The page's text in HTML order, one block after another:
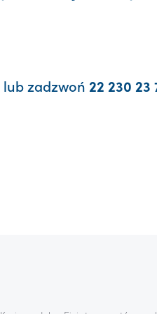
lub zadzwoń 22 230 23